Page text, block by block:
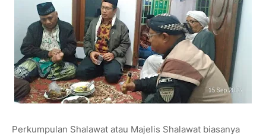
Perkumpulan Shalawat atau Majelis Shalawat biasanya